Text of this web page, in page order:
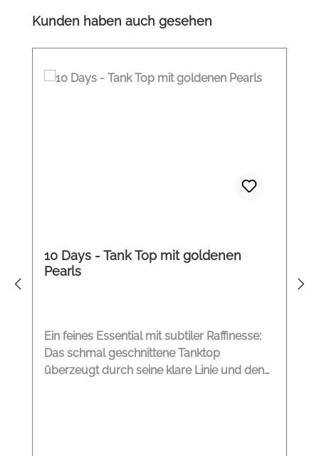
Produktgalerie überspringen
Kunden haben auch gesehen
10 Days - Tank Top mit goldenen
Pearls
Ein feines Essential mit subtiler Raffinesse:
Das schmal geschnittene Tanktop
überzeugt durch seine klare Linie und den